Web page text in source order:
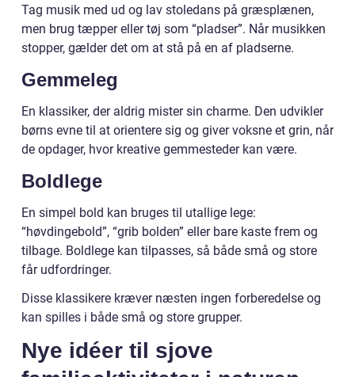
Tag musik med ud og lav stoledans på græsplænen,
men brug tæpper eller tøj som “pladser”. Når musikken
stopper, gælder det om at stå på en af pladserne.
Gemmeleg
En klassiker, der aldrig mister sin charme. Den udvikler
børns evne til at orientere sig og giver voksne et grin, når
de opdager, hvor kreative gemmesteder kan være.
Boldlege
En simpel bold kan bruges til utallige lege:
“høvdingebold”, “grib bolden” eller bare kaste frem og
tilbage. Boldlege kan tilpasses, så både små og store
får udfordringer.
Disse klassikere kræver næsten ingen forberedelse og
kan spilles i både små og store grupper.
Nye idéer til sjove